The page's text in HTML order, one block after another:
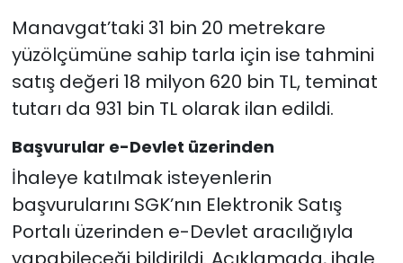
Manavgat’taki 31 bin 20 metrekare
yüzölçümüne sahip tarla için ise tahmini
satış değeri 18 milyon 620 bin TL, teminat
tutarı da 931 bin TL olarak ilan edildi.
Başvurular e-Devlet üzerinden
İhaleye katılmak isteyenlerin
başvurularını SGK’nın Elektronik Satış
Portalı üzerinden e-Devlet aracılığıyla